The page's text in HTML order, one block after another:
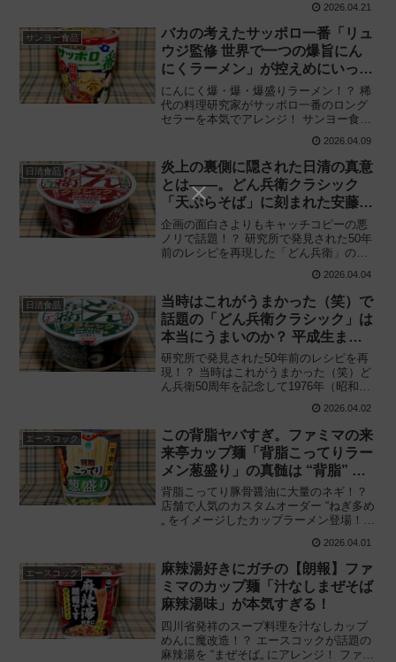
の実食レビューです。実は社長の推し凄
麺！？ 20年以上の歴史を誇...
2026.04.21
サンヨー食品
バカの考えたサッポロ一番「リュ
ウジ監修 世界で一つの爆旨にん
にくラーメン」が控えめにいって
ヤバすぎる‥‥！
にんにく爆・爆・爆盛りラーメン！？ 稀
代の料理研究家がサッポロ一番のロング
セラーを本気でアレンジ！ サンヨー食品
リュウジ監修 世界で一つの 爆旨にんに
く」を食べてみた感想と評価・レビュー
です。
2026.04.09
日清食品
炎上の裏側に隠された日清の真意
とは——。どん兵衛クラシック
「天ぷらそば」に刻まれた安藤親
子の “ぶっつぶせ哲学„ と50年前
の魅力
企画の面白さよりもキャッチコピーの悪
ノリで話題！？ 研究所で発見された50年
前のレシピを再現した「どん兵衛」の真
天ぷらそば クラシック」を食べてみた感
想と評価・レビューです。
2026.04.04
日清食品
当時はこれがうまかった（笑）で
話題の「どん兵衛クラシック」は
本当にうまいのか？ 平成生まれ
のカップ麺研究家が徹底レビュー
研究所で発見された50年前のレシピを再
現！？ 当時はこれがうまかった（笑）ど
ん兵衛50周年を記念して1976年（昭和51
年）の味わい限定復活！ 西日本向け「日
清のどん兵衛 きつねうどん クラシック」
を食べてみた感想と評価・レビューで
す。
2026.04.02
エースコック
この背脂ヤバすぎ。ファミマの来
来亭カップ麺「背脂こってりラー
メン葱盛り」の真髄は “背脂” に
あり！
背脂こってり豚骨醤油に大量のネギ！？
店舗で人気のカスタムオーダー “ねぎ多め
„ をイメージしたカップラーメン登場！
背脂こってりラーメン 葱（ねぎ）盛り」
を食べてみた感想と評価・レビューで
す。
2026.04.01
エースコック
麻辣湯好きにガチの【朗報】ファ
ミマのカップ麺「汁なしまぜそば
麻辣湯味」が本気すぎる！
四川省発祥のスープ料理を汁なしカップ
めんに魔改造！？ エースコックが話題の
麻辣湯を “まぜそば„ にアレンジ！ ファミ